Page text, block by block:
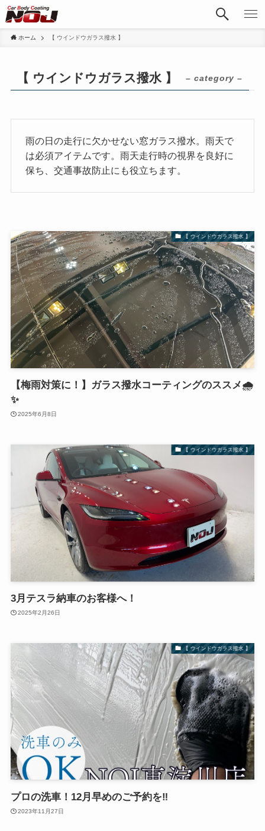
ホーム 【 ウインドウガラス撥水 】
【 ウインドウガラス撥水 】 – category –
雨の日の走行に欠かせない窓ガラス撥水。雨天で
は必須アイテムです。雨天走行時の視界を良好に
保ち、交通事故防止にも役立ちます。
【 ウインドウガラス撥水 】
【梅雨対策に！】ガラス撥水コーティングのススメ🌧️
✨
2025年6月8日
【 ウインドウガラス撥水 】
3月テスラ納車のお客様へ！
2025年2月26日
【 ウインドウガラス撥水 】
プロの洗車！12月早めのご予約を‼️
2023年11月27日